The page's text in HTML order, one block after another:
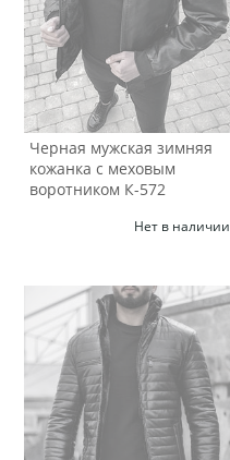
Черная мужская зимняя
кожанка с меховым
воротником К-572
Нет в наличии